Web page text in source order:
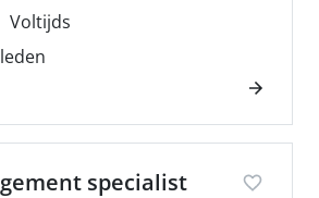
Voltijds
specialist